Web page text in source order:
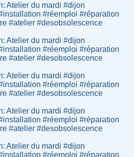
Atelier du mardi #dijon
#réemploi #réparation
#atelier #desobsolescence
Atelier du mardi #dijon
#réemploi #réparation
#atelier #desobsolescence
Atelier du mardi #dijon
#réemploi #réparation
#atelier #desobsolescence
Atelier du mardi #dijon
#réemploi #réparation
#atelier #desobsolescence
Atelier du mardi #dijon
#réemploi #réparation